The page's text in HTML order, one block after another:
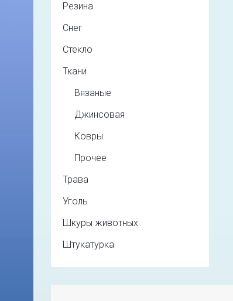
Резина
Снег
Стекло
Ткани
Вязаные
Джинсовая
Ковры
Прочее
Трава
Уголь
Шкуры животных
Штукатурка